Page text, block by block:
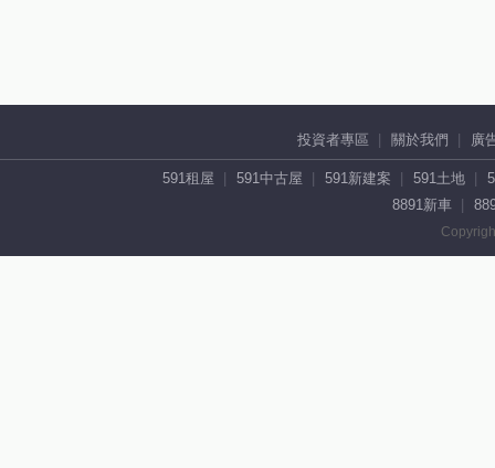
投資者專區 關於我們 廣
591租屋 591中古屋 591新建案 591土地
8891新車